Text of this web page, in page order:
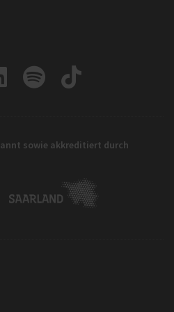
sowie akkreditiert durch